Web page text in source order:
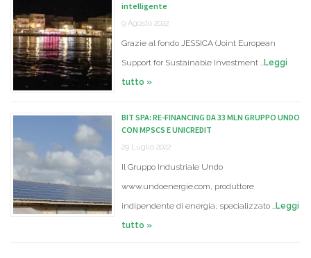
intelligente
9 Agosto 2022
Grazie al fondo JESSICA (Joint European
Support for Sustainable Investment …Leggi
tutto »
BIT SPA: RE-FINANCING DA 33 MLN GRUPPO UNDO
CON MPSCS E UNICREDIT
29 Luglio 2022
Il Gruppo Industriale Undo
www.undoenergie.com, produttore
indipendente di energia, specializzato …Leggi
tutto »